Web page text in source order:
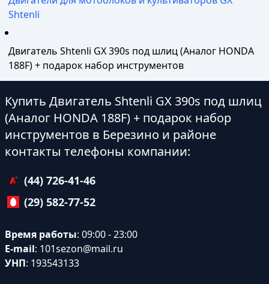
Shtenli
Двигатель Shtenli GX 390s под шлиц (Аналог HONDA
188F) + подарок набор инструментов
Купить Двигатель Shtenli GX 390s под шлиц
(Аналог HONDA 188F) + подарок набор
инструментов в Березино и районе
контакты телефоны компании:
(44) 726-41-46
(29) 582-77-52
Время работы: 09:00 - 23:00
E-mail: 101sezon@mail.ru
УНП: 193543133